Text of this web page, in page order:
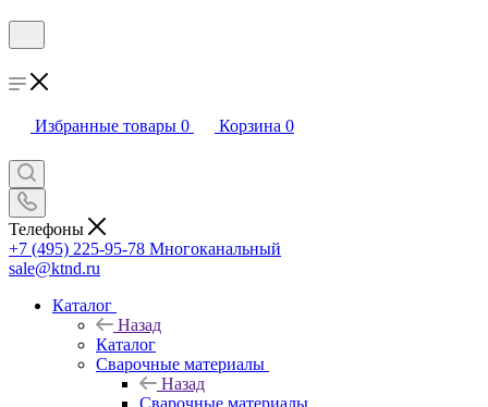
Избранные товары 0 Корзина 0
Телефоны
+7 (495) 225-95-78 Многоканальный
sale@ktnd.ru
Каталог
Назад
Каталог
Сварочные материалы
Назад
Сварочные материалы